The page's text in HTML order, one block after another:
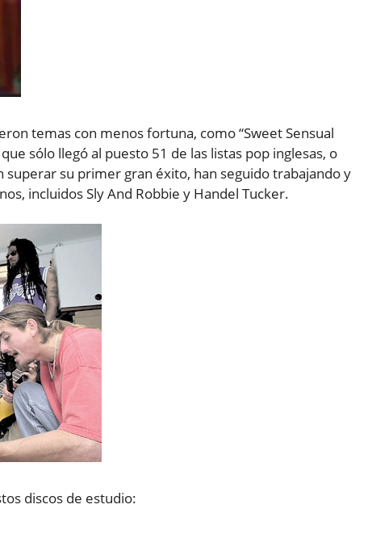
temas con menos fortuna, como “Sweet Sensual
sólo llegó al puesto 51 de las listas pop inglesas, o
superar su primer gran éxito, han seguido trabajando y
incluidos Sly And Robbie y Handel Tucker.
discos de estudio: